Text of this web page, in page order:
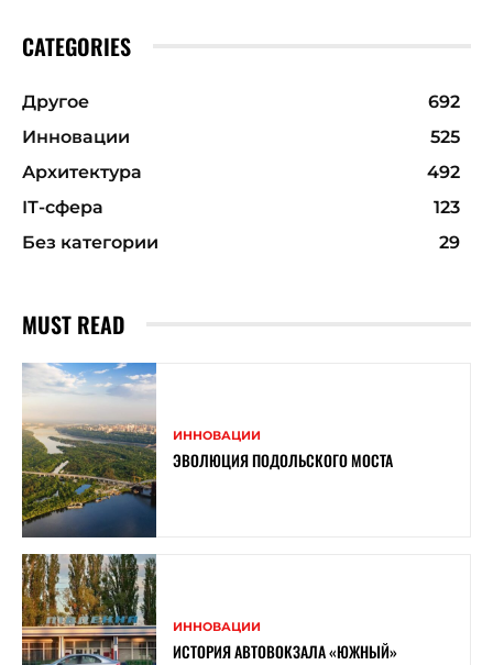
CATEGORIES
Другое
692
Инновации
525
Архитектура
492
ІТ-сфера
123
Без категории
29
MUST READ
ИННОВАЦИИ
ЭВОЛЮЦИЯ ПОДОЛЬСКОГО МОСТА
ИННОВАЦИИ
ИСТОРИЯ АВТОВОКЗАЛА «ЮЖНЫЙ»